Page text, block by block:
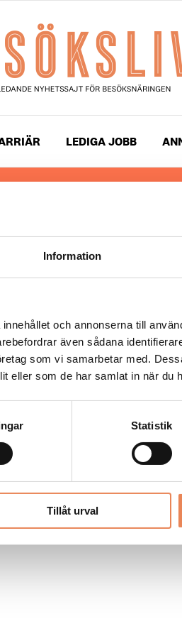
Information
och annonserna till
även sådana
som vi samarbetar med.
eller som de har samlat in när du
Statistik
Tillåt urval
LEDIGA JOBB
mest uppdaterade nyheter
i sin tryckta form är ett
på besoksliv.se är skyddat
lagen om upphovsrätt.
ANNONSERA